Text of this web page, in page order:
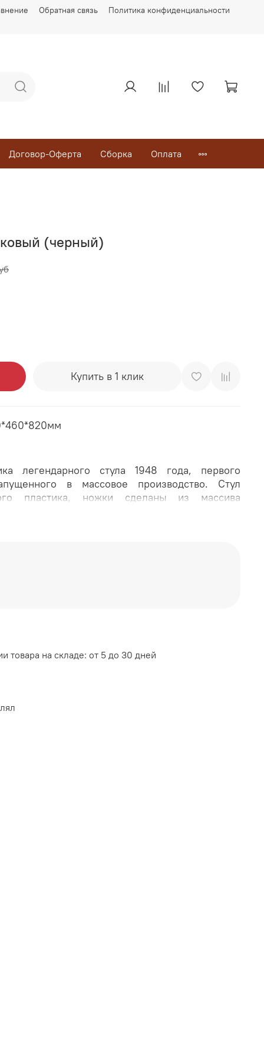
Обратная связь Политика конфиденциальности
Договор-Оферта Сборка Оплата
(черный)
Купить в 1 клик
легендарного стула 1948 года, первого
в массовое производство. Стул
пластика, ножки сделаны из массива
пластик
товара на складе: от 5 до 30 дней